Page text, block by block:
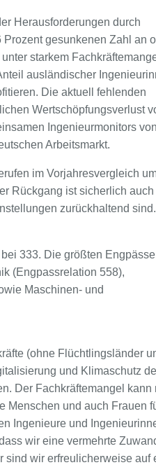
Herausforderungen durch
gesunkenen Zahl an
starkem
ausländischer
Die aktuell fehlenden
Wertschöpfungsverlust
Ingenieurmonitors
Arbeitsmarkt.
im Vorjahresvergleich
Rückgang ist sicherlich auch
zurückhaltend sind.
333. Die größten Engpässe
(Engpassrelation 558),
Maschinen- und
(ohne Flüchtlingsländer
und Klimaschutz
Der Fachkräftemangel kann
Menschen und auch Frauen
Ingenieure und
wir eine vermehrte
sind wir erfreulicherweise auf